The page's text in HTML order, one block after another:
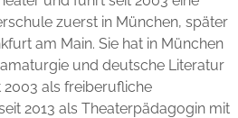
zuerst in München, später
am Main. Sie hat in München
und deutsche Literatur
als freiberufliche
2013 als Theater­pädagogin mit